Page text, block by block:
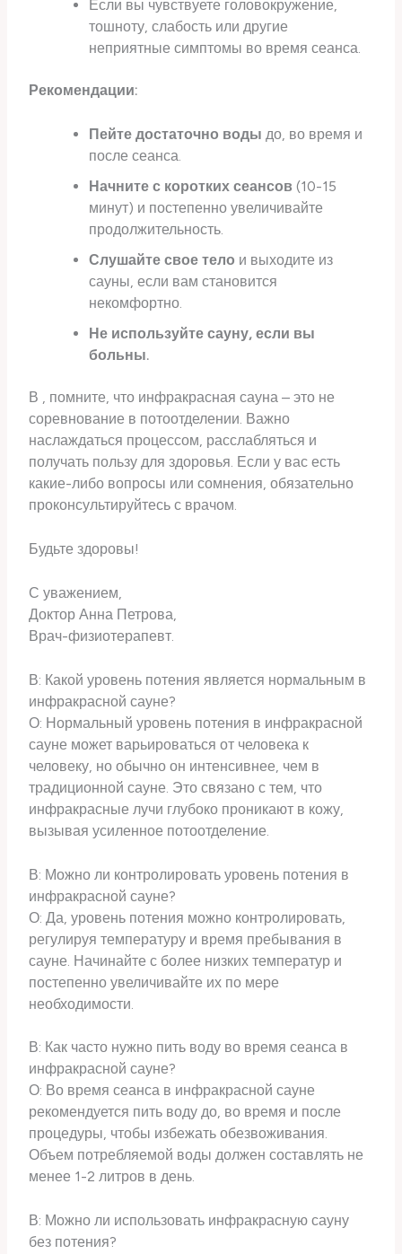
Если вы чувствуете головокружение,
тошноту, слабость или другие
неприятные симптомы во время сеанса.
Рекомендации:
Пейте достаточно воды до, во время и
после сеанса.
Начните с коротких сеансов (10-15
минут) и постепенно увеличивайте
продолжительность.
Слушайте свое тело и выходите из
сауны, если вам становится
некомфортно.
Не используйте сауну, если вы
больны.
В , помните, что инфракрасная сауна – это не
соревнование в потоотделении. Важно
наслаждаться процессом, расслабляться и
получать пользу для здоровья. Если у вас есть
какие-либо вопросы или сомнения, обязательно
проконсультируйтесь с врачом.
Будьте здоровы!
С уважением,
Доктор Анна Петрова,
Врач-физиотерапевт.
В: Какой уровень потения является нормальным в
инфракрасной сауне?
О: Нормальный уровень потения в инфракрасной
сауне может варьироваться от человека к
человеку, но обычно он интенсивнее, чем в
традиционной сауне. Это связано с тем, что
инфракрасные лучи глубоко проникают в кожу,
вызывая усиленное потоотделение.
В: Можно ли контролировать уровень потения в
инфракрасной сауне?
О: Да, уровень потения можно контролировать,
регулируя температуру и время пребывания в
сауне. Начинайте с более низких температур и
постепенно увеличивайте их по мере
необходимости.
В: Как часто нужно пить воду во время сеанса в
инфракрасной сауне?
О: Во время сеанса в инфракрасной сауне
рекомендуется пить воду до, во время и после
процедуры, чтобы избежать обезвоживания.
Объем потребляемой воды должен составлять не
менее 1-2 литров в день.
В: Можно ли использовать инфракрасную сауну
без потения?